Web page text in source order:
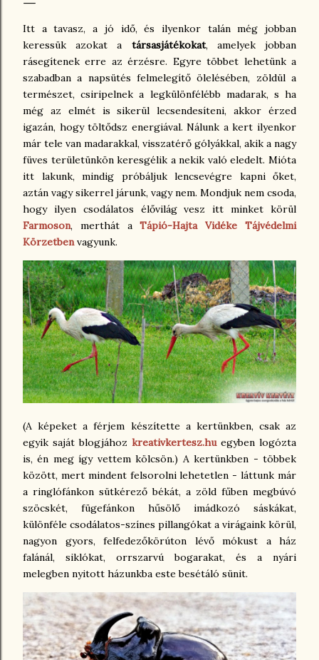
Itt a tavasz, a jó idő, és ilyenkor talán még jobban
keressük azokat a társasjátékokat, amelyek jobban
rásegítenek erre az érzésre. Egyre többet lehetünk a
szabadban a napsütés felmelegítő ölelésében, zöldül a
természet, csiripelnek a legkülönfélébb madarak, s ha
még az elmét is sikerül lecsendesíteni, akkor érzed
igazán, hogy töltődsz energiával. Nálunk a kert ilyenkor
már tele van madarakkal, visszatérő gólyákkal, akik a nagy
füves területünkön keresgélik a nekik való eledelt. Mióta
itt lakunk, mindig próbáljuk lencsevégre kapni őket,
aztán vagy sikerrel járunk, vagy nem. Mondjuk nem csoda,
hogy ilyen csodálatos élővilág vesz itt minket körül
Farmoson, merthát aTápió-Hajta Vidéke Tájvédelmi
Körzetbenvagyunk.
(A képeket a férjem készítette a kertünkben, csak az
egyik saját blogjához kreativkertesz.huegyben logózta
is, én meg így vettem kölcsön.) A kertünkben - többek
között, mert mindent felsorolni lehetetlen - láttunk már
a ringlófánkon sütkérező békát, a zöld fűben megbúvó
szöcskét, fügefánkon hűsölő imádkozó sáskákat,
különféle csodálatos-színes pillangókat a virágaink körül,
nagyon gyors, felfedezőkörúton lévő mókust a ház
falánál, siklókat, orrszarvú bogarakat, és a nyári
melegben nyitott házunkba este besétáló sünit.